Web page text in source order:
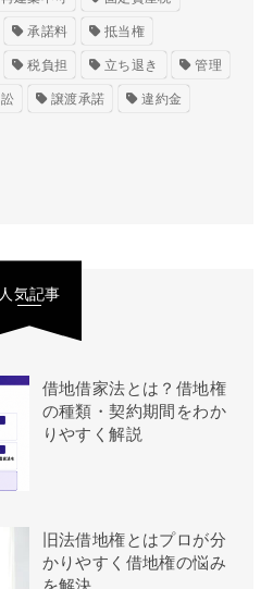
承諾料
抵当権
税負担 立ち退き
管理
譲渡承諾
違約金
人気記事
借地借家法とは？借地権
の種類・契約期間をわか
りやすく解説
旧法借地権とはプロが分
かりやすく借地権の悩み
を解決